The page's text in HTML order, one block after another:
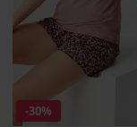
-30%